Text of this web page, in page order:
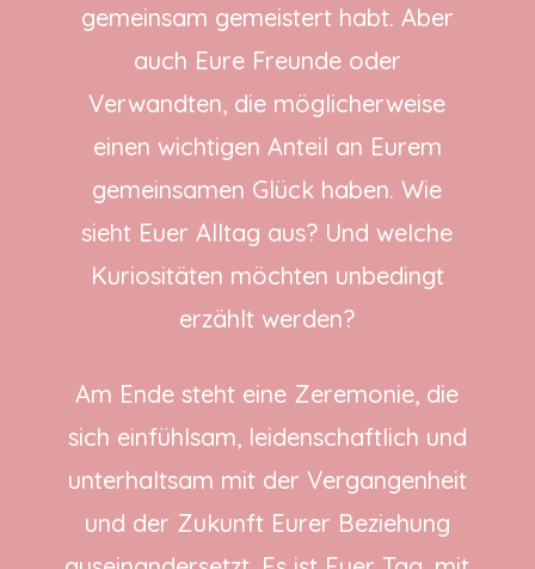
gemeinsam gemeistert habt. Aber
auch Eure Freunde oder
Verwandten, die möglicherweise
einen wichtigen Anteil an Eurem
gemeinsamen Glück haben. Wie
sieht Euer Alltag aus? Und welche
Kuriositäten möchten unbedingt
erzählt werden?
Am Ende steht eine Zeremonie, die
sich einfühlsam, leidenschaftlich und
unterhaltsam mit der Vergangenheit
und der Zukunft Eurer Beziehung